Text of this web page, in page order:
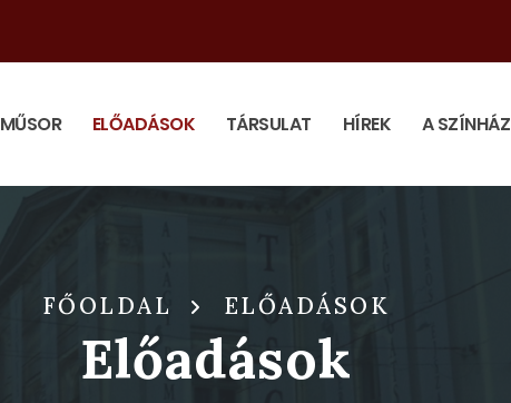
MŰSOR ELŐADÁSOK TÁRSULAT HÍREK A SZÍNHÁZ
FŐOLDAL ELŐADÁSOK
Előadások